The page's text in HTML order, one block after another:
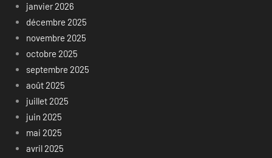
janvier 2026
décembre 2025
novembre 2025
octobre 2025
septembre 2025
août 2025
juillet 2025
juin 2025
mai 2025
avril 2025